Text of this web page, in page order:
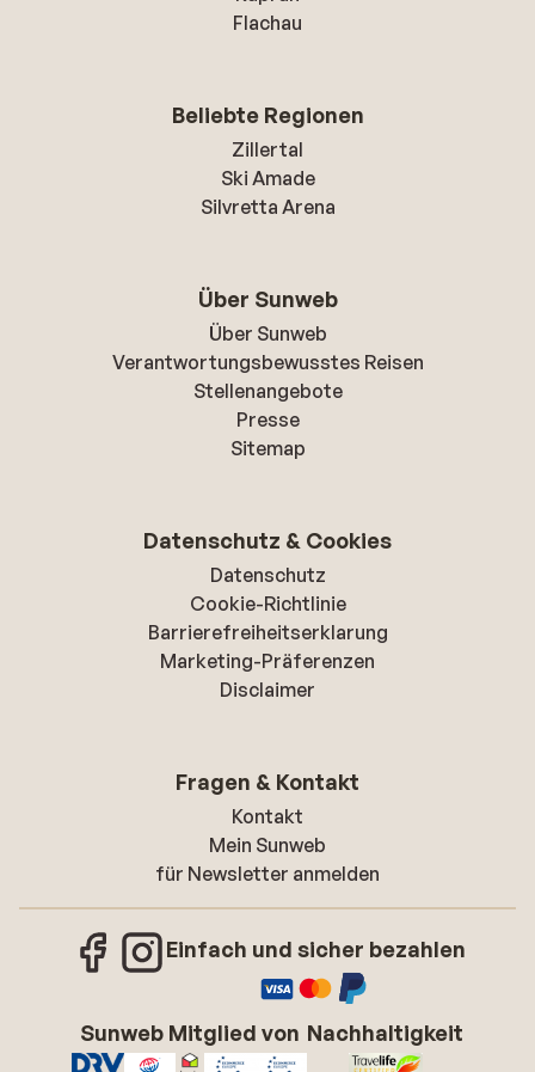
Flachau
Beliebte Regionen
Zillertal
Ski Amade
Silvretta Arena
Über Sunweb
Über Sunweb
Verantwortungsbewusstes Reisen
Stellenangebote
Presse
Sitemap
Datenschutz & Cookies
Datenschutz
Cookie-Richtlinie
Barrierefreiheitserklarung
Marketing-Präferenzen
Disclaimer
Fragen & Kontakt
Kontakt
Mein Sunweb
für Newsletter anmelden
Einfach und sicher bezahlen
Sunweb Mitglied von Nachhaltigkeit